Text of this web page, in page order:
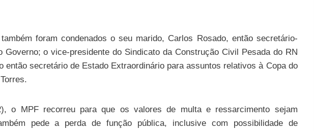
foram condenados o seu marido, Carlos Rosado, então secretário-
Governo; o vice-presidente do Sindicato da Construção Civil Pesada do RN
então secretário de Estado Extraordinário para assuntos relativos à Copa do
o MPF recorreu para que os valores de multa e ressarcimento sejam
pede a perda de função pública, inclusive com possibilidade de